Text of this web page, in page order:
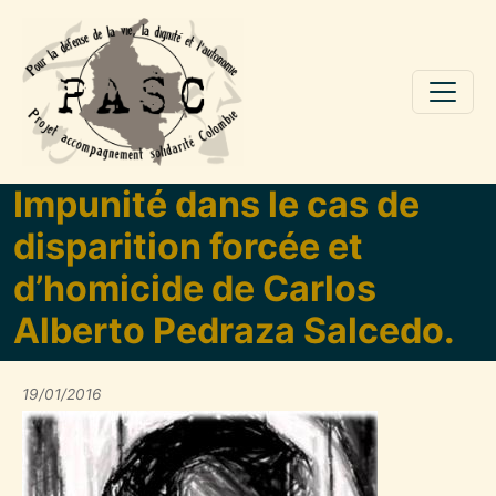
Aller au contenu principal
Impunité dans le cas de
disparition forcée et
d’homicide de Carlos
Alberto Pedraza Salcedo.
19/01/2016